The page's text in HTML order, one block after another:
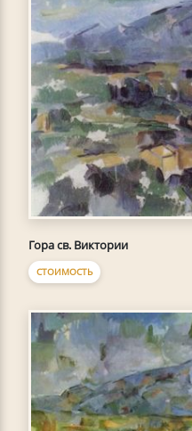
Гора св. Виктории
СТОИМОСТЬ